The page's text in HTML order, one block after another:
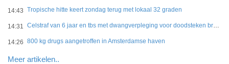
14:43 Tropische hitte keert zondag terug met lokaal 32 graden
14:31 Celstraf van 6 jaar en tbs met dwangverpleging voor doodsteken broer in Gouda
14:26 800 kg drugs aangetroffen in Amsterdamse haven
Meer artikelen..